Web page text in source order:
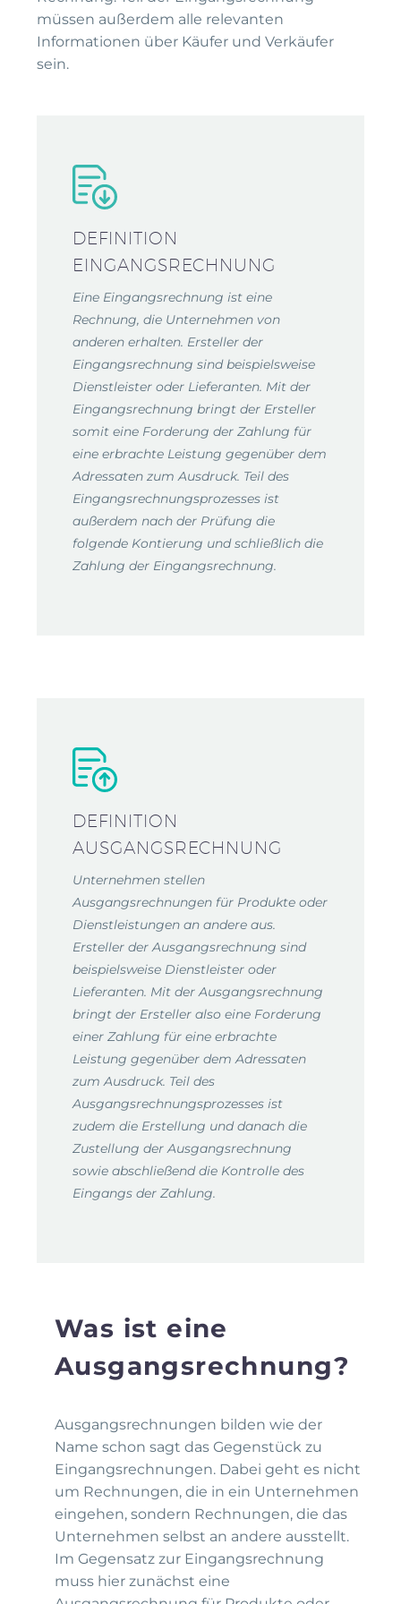
müssen außerdem alle relevanten
Informationen über Käufer und Verkäufer
sein.
DEFINITION
EINGANGSRECHNUNG
Eine Eingangsrechnung ist eine
Rechnung, die Unternehmen von
anderen erhalten. Ersteller der
Eingangsrechnung sind beispielsweise
Dienstleister oder Lieferanten. Mit der
Eingangsrechnung bringt der Ersteller
somit eine Forderung der Zahlung für
eine erbrachte Leistung gegenüber dem
Adressaten zum Ausdruck. Teil des
Eingangsrechnungsprozesses ist
außerdem nach der Prüfung die
folgende Kontierung und schließlich die
Zahlung der Eingangsrechnung.
DEFINITION
AUSGANGSRECHNUNG
Unternehmen stellen
Ausgangsrechnungen für Produkte oder
Dienstleistungen an andere aus.
Ersteller der Ausgangsrechnung sind
beispielsweise Dienstleister oder
Lieferanten. Mit der Ausgangsrechnung
bringt der Ersteller also eine Forderung
einer Zahlung für eine erbrachte
Leistung gegenüber dem Adressaten
zum Ausdruck. Teil des
Ausgangsrechnungsprozesses ist
zudem die Erstellung und danach die
Zustellung der Ausgangsrechnung
sowie abschließend die Kontrolle des
Eingangs der Zahlung.
Was ist eine
Ausgangsrechnung?
Ausgangsrechnungen bilden wie der
Name schon sagt das Gegenstück zu
Eingangsrechnungen. Dabei geht es nicht
um Rechnungen, die in ein Unternehmen
eingehen, sondern Rechnungen, die das
Unternehmen selbst an andere ausstellt.
Im Gegensatz zur Eingangsrechnung
muss hier zunächst eine